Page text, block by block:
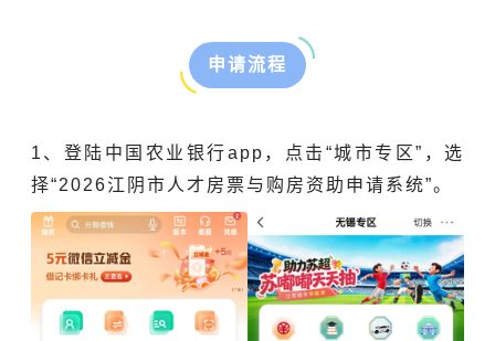
申请流程
1、 登陆 中国农业银行app，点击“城市专区”，选
择“2026江阴市人才房票与购房资助申请系统”。